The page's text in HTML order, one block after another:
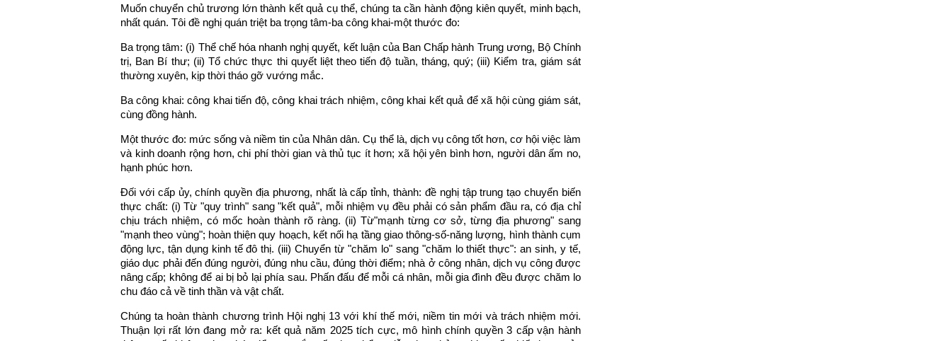
Muốn chuyển chủ trương lớn thành kết quả cụ thể, chúng ta cần hành động kiên quyết, minh bạch,
nhất quán. Tôi đề nghị quán triệt ba trọng tâm-ba công khai-một thước đo:
Ba trọng tâm: (i) Thể chế hóa nhanh nghị quyết, kết luận của Ban Chấp hành Trung ương, Bộ Chính
trị, Ban Bí thư; (ii) Tổ chức thực thi quyết liệt theo tiến độ tuần, tháng, quý; (iii) Kiểm tra, giám sát
thường xuyên, kịp thời tháo gỡ vướng mắc.
Ba công khai: công khai tiến độ, công khai trách nhiệm, công khai kết quả để xã hội cùng giám sát,
cùng đồng hành.
Một thước đo: mức sống và niềm tin của Nhân dân. Cụ thể là, dịch vụ công tốt hơn, cơ hội việc làm
và kinh doanh rộng hơn, chi phí thời gian và thủ tục ít hơn; xã hội yên bình hơn, người dân ấm no,
hạnh phúc hơn.
Đối với cấp ủy, chính quyền địa phương, nhất là cấp tỉnh, thành: đề nghị tập trung tạo chuyển biến
thực chất: (i) Từ "quy trình" sang "kết quả", mỗi nhiệm vụ đều phải có sản phẩm đầu ra, có địa chỉ
chịu trách nhiệm, có mốc hoàn thành rõ ràng. (ii) Từ"mạnh từng cơ sở, từng địa phương" sang
"mạnh theo vùng"; hoàn thiện quy hoạch, kết nối hạ tầng giao thông-số-năng lượng, hình thành cụm
động lực, tận dụng kinh tế đô thị. (iii) Chuyển từ "chăm lo" sang "chăm lo thiết thực": an sinh, y tế,
giáo dục phải đến đúng người, đúng nhu cầu, đúng thời điểm; nhà ở công nhân, dịch vụ công được
nâng cấp; không để ai bị bỏ lại phía sau. Phấn đấu để mỗi cá nhân, mỗi gia đình đều được chăm lo
chu đáo cả về tinh thần và vật chất.
Chúng ta hoàn thành chương trình Hội nghị 13 với khí thế mới, niềm tin mới và trách nhiệm mới.
Thuận lợi rất lớn đang mở ra: kết quả năm 2025 tích cực, mô hình chính quyền 3 cấp vận hành